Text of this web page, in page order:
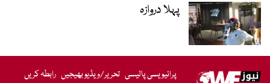
پہلا دروازہ
پرائیویسی پالیسی تحریر/ویڈیو بھیجیں رابطہ کریں